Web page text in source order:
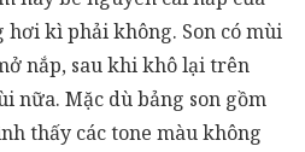
hơi kì phải không. Son có mùi
nắp, sau khi khô lại trên
nữa. Mặc dù bảng son gồm
thấy các tone màu không